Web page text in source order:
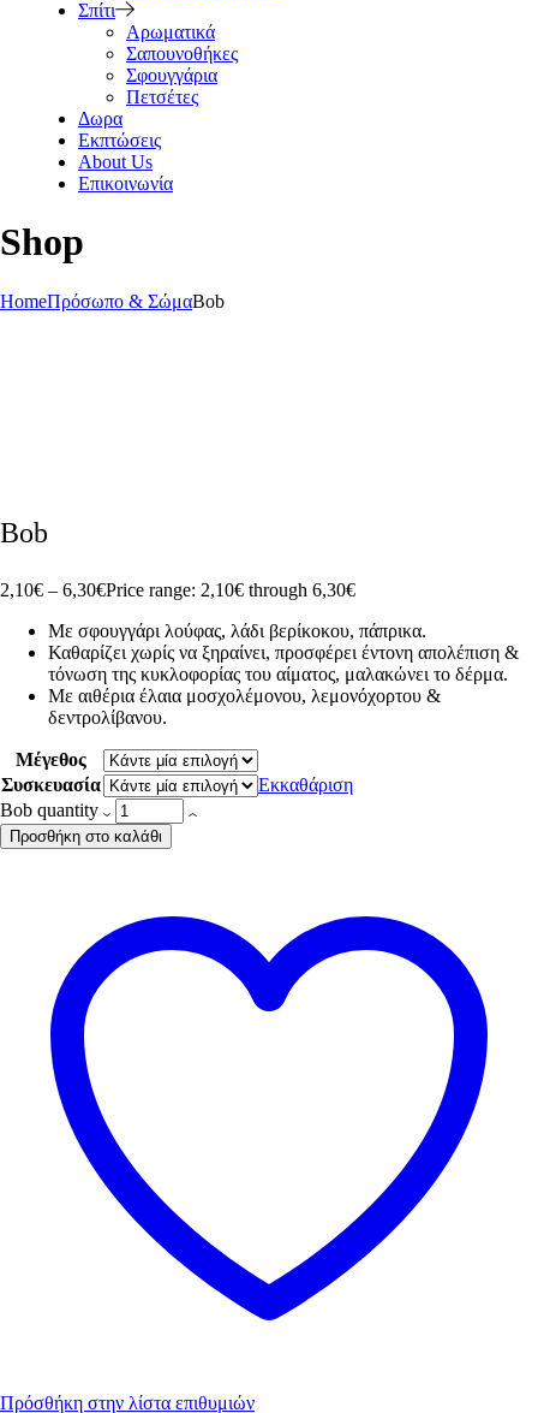
Σπίτι
Αρωματικά
Σαπουνοθήκες
Σφουγγάρια
Πετσέτες
Δωρα
Εκπτώσεις
About Us
Επικοινωνία
Shop
HomeΠρόσωπο & ΣώμαBob
Bob
2,10€ – 6,30€Price range: 2,10€ through 6,30€
Με σφουγγάρι λούφας, λάδι βερίκοκου, πάπρικα.
Καθαρίζει χωρίς να ξηραίνει, προσφέρει έντονη απολέπιση &
τόνωση της κυκλοφορίας του αίματος, μαλακώνει το δέρμα.
Με αιθέρια έλαια μοσχολέμονου, λεμονόχορτου &
δεντρολίβανου.
Μέγεθος
Συσκευασία
Εκκαθάριση
Bob quantity
Προσθήκη στο καλάθι
Πρόσθήκη στην λίστα επιθυμιών